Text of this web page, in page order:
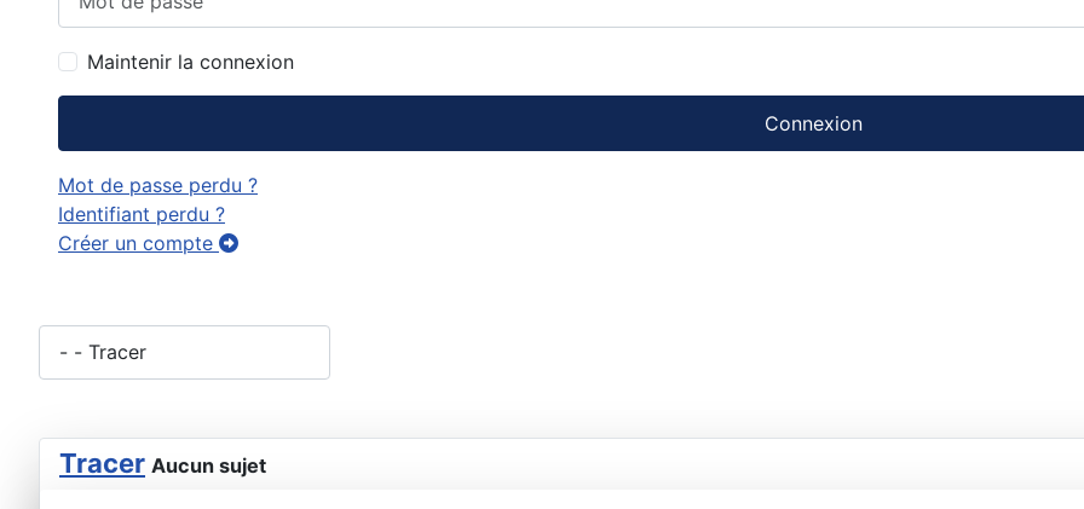
Maintenir la connexion
Connexion
Mot de passe perdu ?
Identifiant perdu ?
Créer un compte
Tracer Aucun sujet